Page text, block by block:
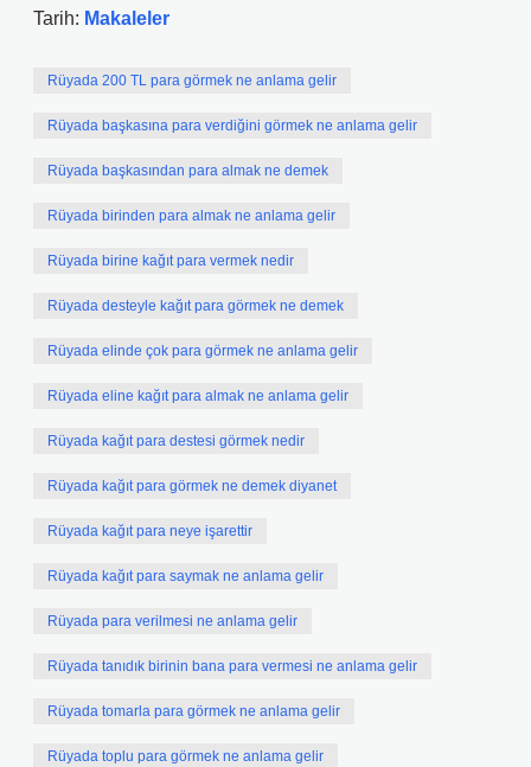
Tarih: Makaleler
Rüyada 200 TL para görmek ne anlama gelir
Rüyada başkasına para verdiğini görmek ne anlama gelir
Rüyada başkasından para almak ne demek
Rüyada birinden para almak ne anlama gelir
Rüyada birine kağıt para vermek nedir
Rüyada desteyle kağıt para görmek ne demek
Rüyada elinde çok para görmek ne anlama gelir
Rüyada eline kağıt para almak ne anlama gelir
Rüyada kağıt para destesi görmek nedir
Rüyada kağıt para görmek ne demek diyanet
Rüyada kağıt para neye işarettir
Rüyada kağıt para saymak ne anlama gelir
Rüyada para verilmesi ne anlama gelir
Rüyada tanıdık birinin bana para vermesi ne anlama gelir
Rüyada tomarla para görmek ne anlama gelir
Rüyada toplu para görmek ne anlama gelir